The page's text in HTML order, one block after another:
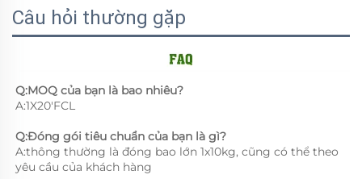
Câu hỏi thường gặp
Q:MOQ của bạn là bao nhiêu?
A:1X20'FCL
Q:Đóng gói tiêu chuẩn của bạn là gì?
A:thông thường là đóng bao lớn 1x10kg, cũng có thể theo
yêu cầu của khách hàng